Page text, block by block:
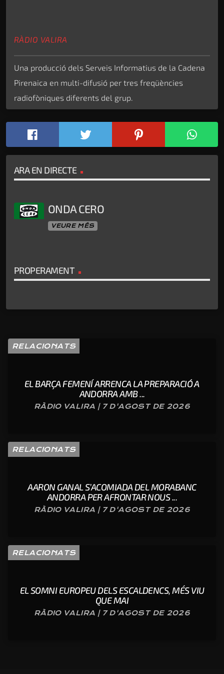
RÀDIO VALIRA
Una producció dels Serveis Informatius de la Cadena
Pirenaica en multi-difusió per tres freqüències
radiofòniques diferents del grup.
ARA EN DIRECTE
ONDA CERO
VEURE MÉS
PROPERAMENT
RELACIONATS
EL BARÇA FEMENÍ ARRENCA LA PREPARACIÓ A
ANDORRA AMB ...
RÀDIO VALIRA | 7 D'AGOST DE 2026
RELACIONATS
AARON GANAL S’ACOMIADA DEL MORABANC
ANDORRA PER AFRONTAR NOUS ...
RÀDIO VALIRA | 7 D'AGOST DE 2026
RELACIONATS
EL SOMNI EUROPEU DELS ESCALDENCS, MÉS VIU
QUE MAI
RÀDIO VALIRA | 7 D'AGOST DE 2026